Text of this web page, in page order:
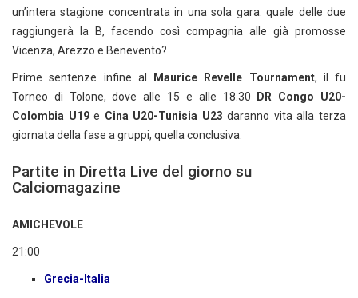
un’intera stagione concentrata in una sola gara: quale delle due
raggiungerà la B, facendo così compagnia alle già promosse
Vicenza, Arezzo e Benevento?
Prime sentenze infine al Maurice Revelle Tournament, il fu
Torneo di Tolone, dove alle 15 e alle 18.30
DR Congo U20-
Colombia U19e Cina U20-Tunisia U23 daranno vita alla terza
giornata della fase a gruppi, quella conclusiva.
Partite in Diretta Live del giorno su
Calciomagazine
AMICHEVOLE
21:00
Grecia-Italia